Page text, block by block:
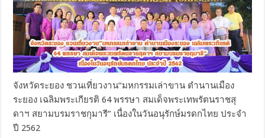
จังหวัดระยอง ชวนเที่ยวงาน“มหกรรมเล่าขาน ตำนานเมือง
ระยอง เฉลิมพระเกียรติ 64 พรรษา สมเด็จพระเทพรัตนราชสุ
ดาฯ สยามบรมราชกุมารี” เนื่องในวันอนุรักษ์มรดกไทย ประจำ
ปี 2562